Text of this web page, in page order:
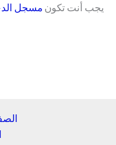
يجب أنت تكون مسجل